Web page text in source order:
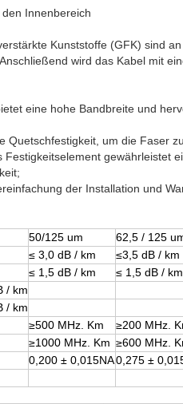
Innenbereich
Kunststoffe (GFK) sind
wird das Kabel mit
eine hohe Bandbreite und
Quetschfestigkeit, um die Faser
gewährleistet
der Installation und
50/125 um 62,5 / 125
≤ 3,0 dB / km
≤3,5 dB / km
≤ 1,5 dB / km
≤ 1,5 dB / km
/ km
/ km
≥500 MHz. Km
≥200 MHz.
≥1000 MHz. Km ≥600 MHz.
0,200 ± 0,015NA0,275 ±